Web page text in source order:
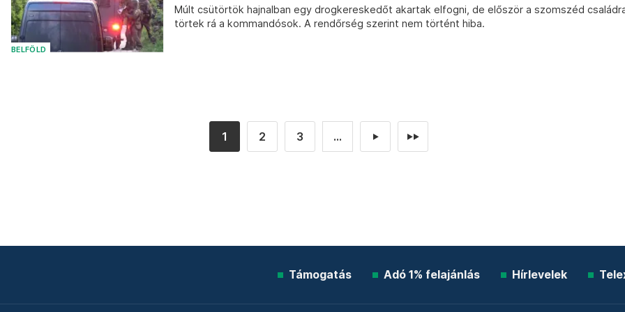
BELFÖLD
Múlt csütörtök hajnalban egy drogkereskedőt akartak elfogni, de először a szomszéd
törtek rá a kommandósok. A rendőrség szerint nem történt hiba.
1 2 3 ... ► ►►
Támogatás Adó 1% felajánlás Hírlevelek